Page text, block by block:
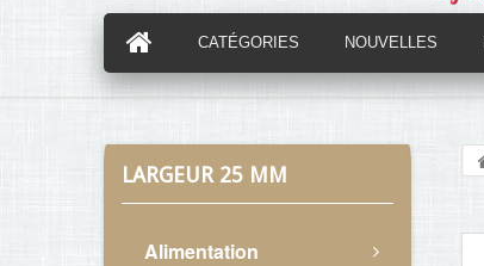
CATÉGORIES NOUVELLES
LARGEUR 25 MM
Alimentation